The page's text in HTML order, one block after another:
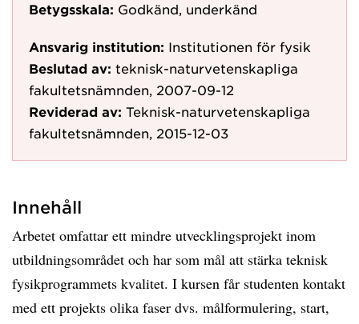
Betygsskala: Godkänd, underkänd
Ansvarig institution: Institutionen för fysik
Beslutad av: teknisk-naturvetenskapliga
fakultetsnämnden, 2007-09-12
Reviderad av: Teknisk-naturvetenskapliga
fakultetsnämnden, 2015-12-03
Innehåll
Arbetet omfattar ett mindre utvecklingsprojekt inom
utbildningsområdet och har som mål att stärka teknisk
fysikprogrammets kvalitet. I kursen får studenten kontakt
med ett projekts olika faser dvs. målformulering, start,